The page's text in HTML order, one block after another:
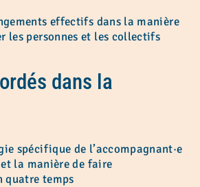
effectifs dans la manière
les personnes et les collectifs
dans la
spécifique de l’accompagnant·e
la manière de faire
quatre temps